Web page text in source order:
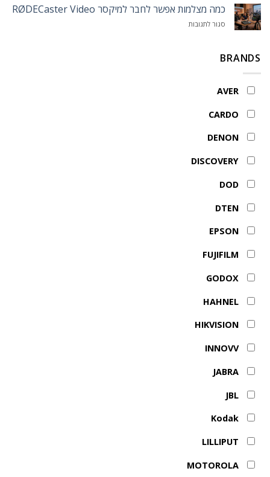
למכשיר
מקצועי
מיקרופונים
לחבר
כמה מצלמות אפשר לחבר למיקסר RØDECaster Video
סגור לתגובותעל
BRANDS
AVER
CARDO
DENON
DISCOVERY
DOD
DTEN
EPSON
FUJIFILM
GODOX
HAHNEL
HIKVISION
INNOVV
JABRA
JBL
Kodak
LILLIPUT
MOTOROLA